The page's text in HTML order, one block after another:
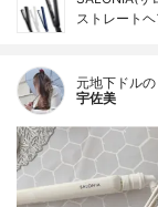
ストレート
元地下ドル
宇佐美